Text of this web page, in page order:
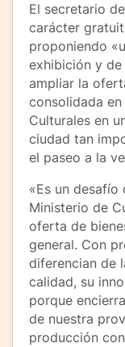
El secretario
carácter
proponiendo
exhibición y
ampliar la
consolidada
Culturales en
ciudad tan
el paseo a la
«Es un
Ministerio de
oferta de
general. Con
diferencian de
calidad, su
porque
de nuestra
producción